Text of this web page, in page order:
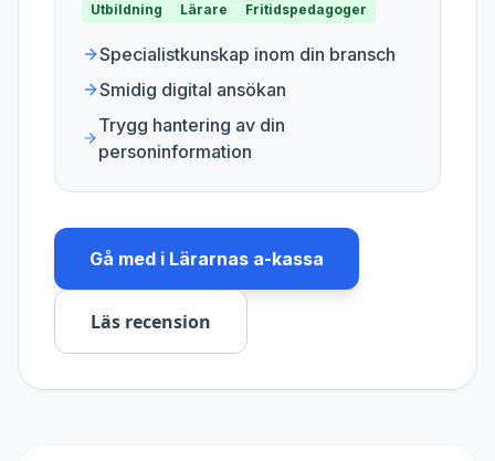
Utbildning Lärare Fritidspedagoger
Specialistkunskap inom din bransch
Smidig digital ansökan
Trygg hantering av din
personinformation
Gå med i Lärarnas a-kassa
Läs recension